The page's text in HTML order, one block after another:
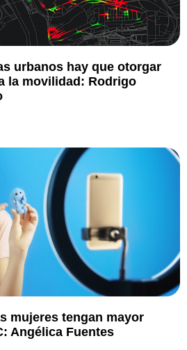
urbanos hay que otorgar
la movilidad: Rodrigo
mujeres tengan mayor
Angélica Fuentes